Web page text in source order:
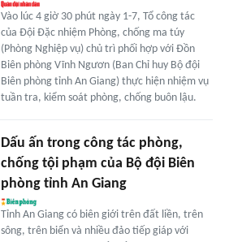
Vào lúc 4 giờ 30 phút ngày 1-7, Tổ công tác
của Đội Đặc nhiệm Phòng, chống ma túy
(Phòng Nghiệp vụ) chủ trì phối hợp với Đồn
Biên phòng Vĩnh Ngươn (Ban Chỉ huy Bộ đội
Biên phòng tỉnh An Giang) thực hiện nhiệm vụ
tuần tra, kiểm soát phòng, chống buôn lậu.
Dấu ấn trong công tác phòng,
chống tội phạm của Bộ đội Biên
phòng tỉnh An Giang
Tỉnh An Giang có biên giới trên đất liền, trên
sông, trên biển và nhiều đảo tiếp giáp với